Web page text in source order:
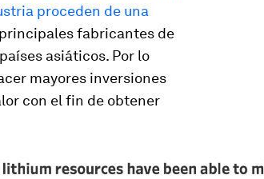
proceden de una
fabricantes de
asiáticos. Por lo
mayores inversiones
con el fin de obtener